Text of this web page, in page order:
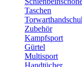
Taschen
Zubehör
Kampfsport
Gürtel
Multisport
Handtücher